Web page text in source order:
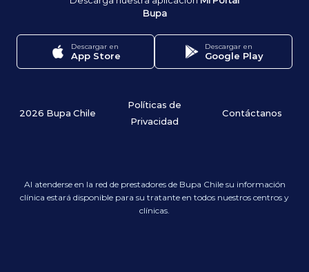
Bupa
Descargar en
App Store
Descargar en
Google Play
2026 Bupa Chile
Políticas de
Privacidad
Contáctanos
Al atenderse en la red de prestadores de Bupa Chile su información
clínica estará disponible para su tratante en todos nuestros centros y
clínicas.